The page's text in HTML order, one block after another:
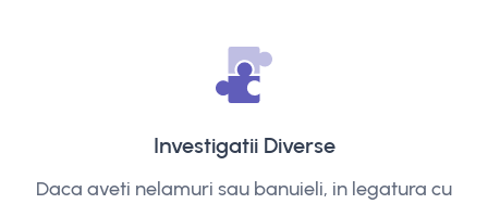
Investigatii Diverse
Daca aveti nelamuri sau banuieli, in legatura cu